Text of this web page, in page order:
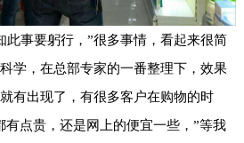
事要躬行，”很多事情，看起来很简
学，在总部专家的一番整理下，效果
有出现了，有很多客户在购物的时
有点贵，还是网上的便宜一些，”等我